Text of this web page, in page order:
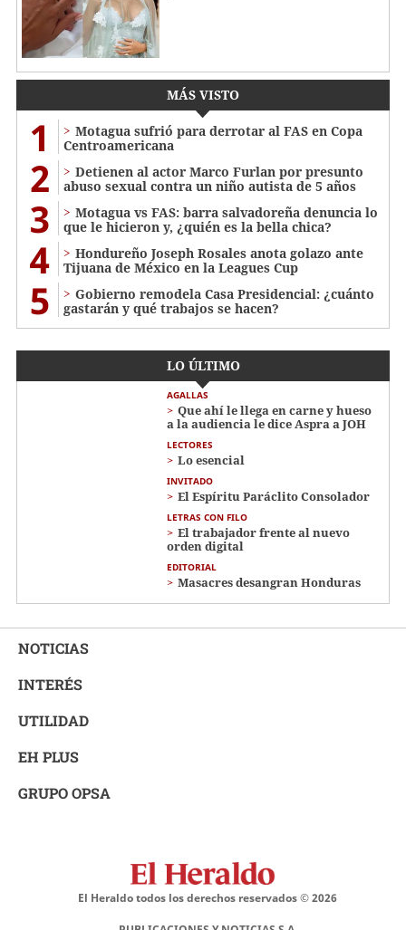
MÁS VISTO
1
Motagua sufrió para derrotar al FAS en Copa
Centroamericana
2
Detienen al actor Marco Furlan por presunto
abuso sexual contra un niño autista de 5 años
3
Motagua vs FAS: barra salvadoreña denuncia lo
que le hicieron y, ¿quién es la bella chica?
4
Hondureño Joseph Rosales anota golazo ante
Tijuana de México en la Leagues Cup
5
Gobierno remodela Casa Presidencial: ¿cuánto
gastarán y qué trabajos se hacen?
LO ÚLTIMO
AGALLAS
Que ahí le llega en carne y hueso
a la audiencia le dice Aspra a JOH
LECTORES
Lo esencial
INVITADO
El Espíritu Paráclito Consolador
LETRAS CON FILO
El trabajador frente al nuevo
orden digital
EDITORIAL
Masacres desangran Honduras
NOTICIAS
INTERÉS
UTILIDAD
EH PLUS
GRUPO OPSA
El Heraldo todos los derechos reservados ©2026